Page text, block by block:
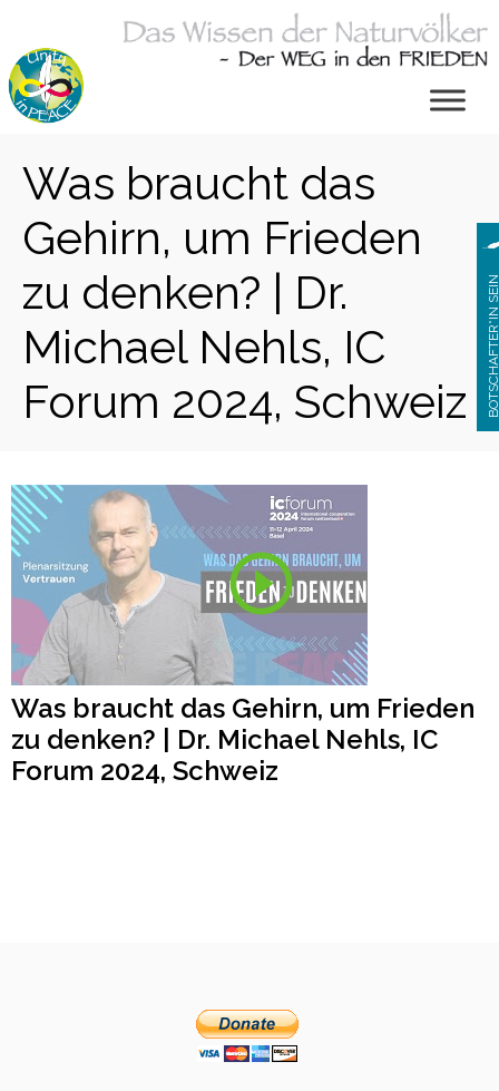
springen
Was braucht das
Gehirn, um Frieden
zu denken? | Dr.
Michael Nehls, IC
Forum 2024, Schweiz
Was braucht das Gehirn, um Frieden
zu denken? | Dr. Michael Nehls, IC
Forum 2024, Schweiz